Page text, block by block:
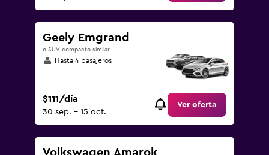
Geely Emgrand
o SUV compacto similar
Hasta 4 pasajeros
$111/día
30 sep. - 15 oct.
Ver oferta
Volkswagen Amarok